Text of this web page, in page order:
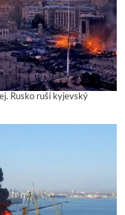
Rusko ruší kyjevský